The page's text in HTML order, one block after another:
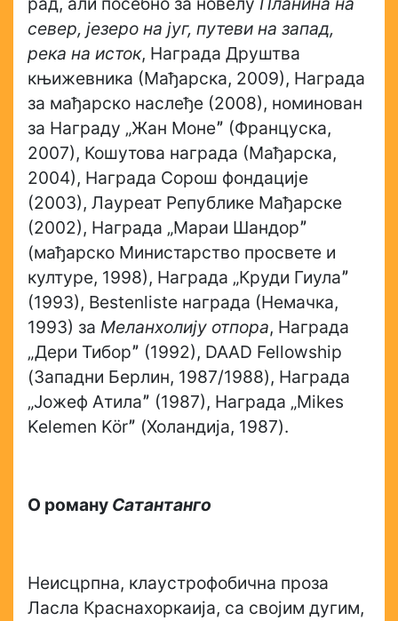
север, језеро на југ, путеви на запад,
река на исток, Награда Друштва
књижевника (Мађарска, 2009), Награда
за мађарско наслеђе (2008), номинован
за Награду „Жан Монеˮ (Француска,
2007), Кошутова награда (Мађарска,
2004), Награда Сорош фондације
(2003), Лауреат Републике Мађарске
(2002), Награда „Мараи Шандорˮ
(мађарско Министарство просвете и
културе, 1998), Награда „Круди Гиулаˮ
(1993), Bestenliste награда (Немачка,
1993) за Меланхолију отпора, Награда
„Дери Тиборˮ (1992), DAAD Fellowship
(Западни Берлин, 1987/1988), Награда
„Јожеф Атилаˮ (1987), Награда „Mikes
Kelemen Körˮ (Холандија, 1987).
О роману Сатантанго
Неисцрпна, клаустрофобична проза
Ласла Краснахоркаија, са својим дугим,